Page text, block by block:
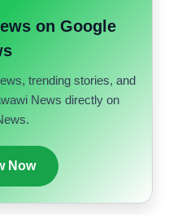
on Google
trending stories, and
News directly on
Now